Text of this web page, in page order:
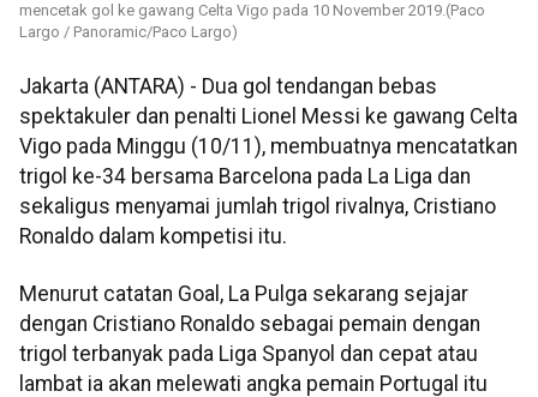
mencetak gol ke gawang Celta Vigo pada 10 November 2019.(Paco
Largo / Panoramic/Paco Largo)
Jakarta (ANTARA) - Dua gol tendangan bebas
spektakuler dan penalti Lionel Messi ke gawang Celta
Vigo pada Minggu (10/11), membuatnya mencatatkan
trigol ke-34 bersama Barcelona pada La Liga dan
sekaligus menyamai jumlah trigol rivalnya, Cristiano
Ronaldo dalam kompetisi itu.
Menurut catatan Goal, La Pulga sekarang sejajar
dengan Cristiano Ronaldo sebagai pemain dengan
trigol terbanyak pada Liga Spanyol dan cepat atau
lambat ia akan melewati angka pemain Portugal itu